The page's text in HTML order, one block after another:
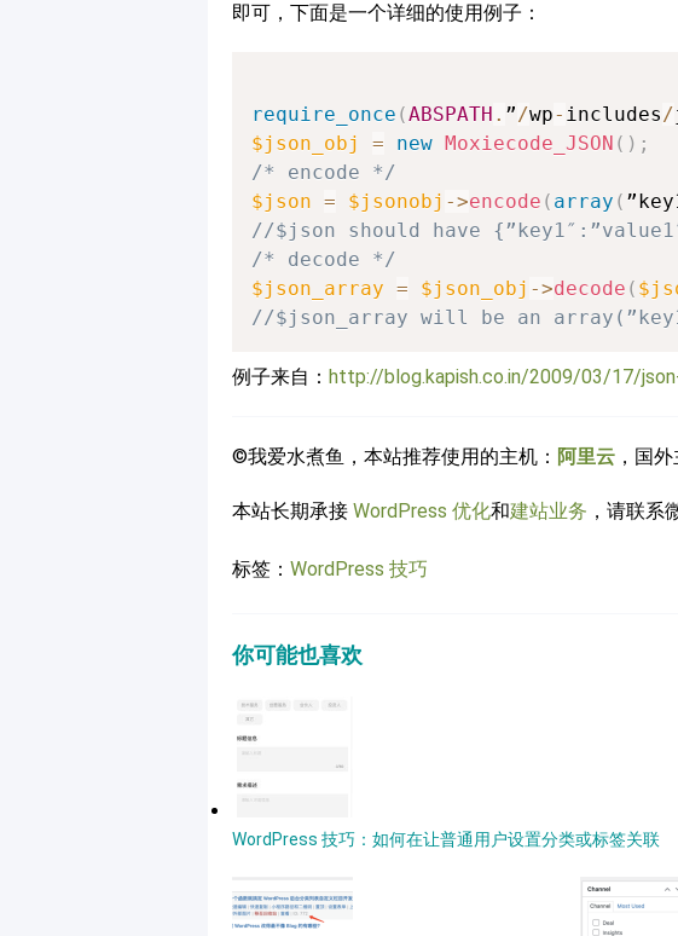
即可，下面是一个详细的使用例子：
require_once (ABSPATH . ”/wp- includes/
$json_obj
= new Moxiecode_JSON ( ) ;
/* encode */
$json = $jsonobj ->encode ( array (
//$json should have
/* decode */
$json_array = $json_obj ->decode (
//$json_array will be an
例子来自： http://blog.kapish.co.in/2009/03/17/
©我爱水煮鱼，本站推荐使用的主机： 阿里云 ，国
本站长期承接 WordPress 优化和建站业务 ，请联系
标签： WordPress 技巧
你可能也喜欢
WordPress 技巧：如何在让普通用户设置分类或标签关联